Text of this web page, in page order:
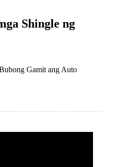
Shingle ng
Gamit ang Auto